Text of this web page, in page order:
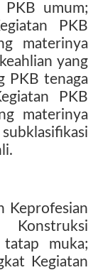
PKB umum;
PKB
materinya
yang
PKB tenaga
PKB
materinya
Keprofesian
tatap muka;
Kegiatan